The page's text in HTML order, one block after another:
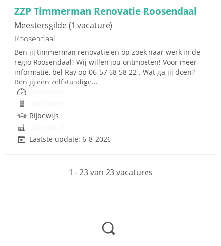
ZZP Timmerman Renovatie Roosendaal
Meestersgilde(1 vacature)
Roosendaal
Ben jij timmerman renovatie en op zoek naar werk in de
regio Roosendaal? Wij willen jou ontmoeten! Voor meer
informatie, bel Ray op 06-57 68 58 22 . Wat ga jij doen?
Ben jij een zelfstandige...
Rijbewijs
Laatste update: 6-8-2026
1 - 23 van 23 vacatures